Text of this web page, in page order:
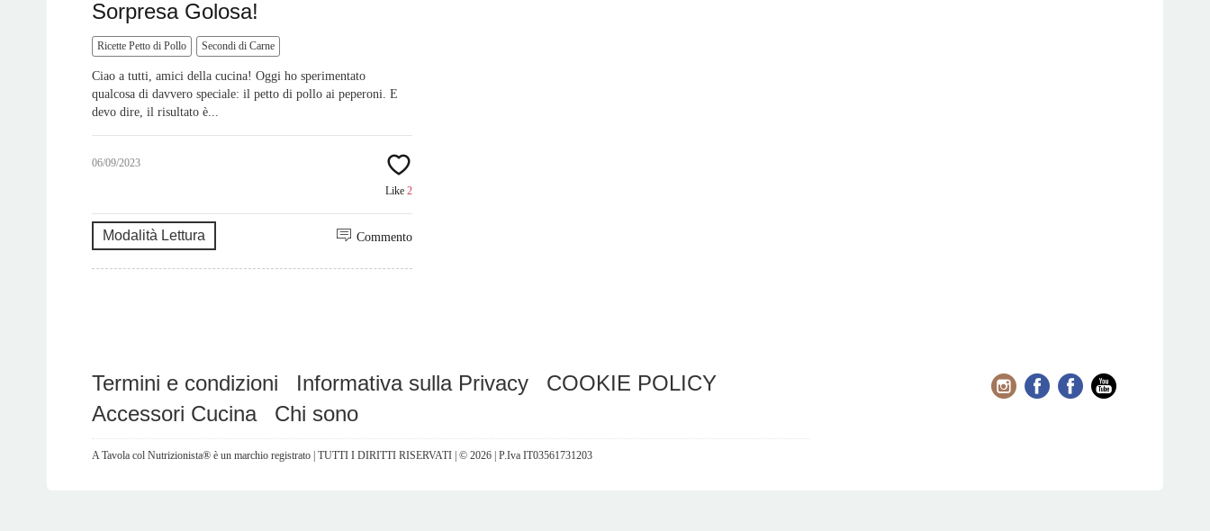
Sorpresa Golosa!
Ricette Petto di Pollo Secondi di Carne
Ciao a tutti, amici della cucina! Oggi ho sperimentato
qualcosa di davvero speciale: il petto di pollo ai peperoni. E
devo dire, il risultato è...
06/09/2023
Like 2
Modalità Lettura Commento
Termini e condizioni Informativa sulla Privacy
COOKIE POLICY
Accessori Cucina
Chi sono
A Tavola col Nutrizionista® è un marchio registrato | TUTTI I DIRITTI RISERVATI | © 2026 | P.Iva IT03561731203